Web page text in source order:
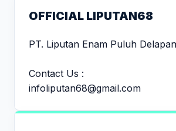
OFFICIAL LIPUTAN68
PT. Liputan Enam Puluh
Contact Us :
infoliputan68@gmail.com